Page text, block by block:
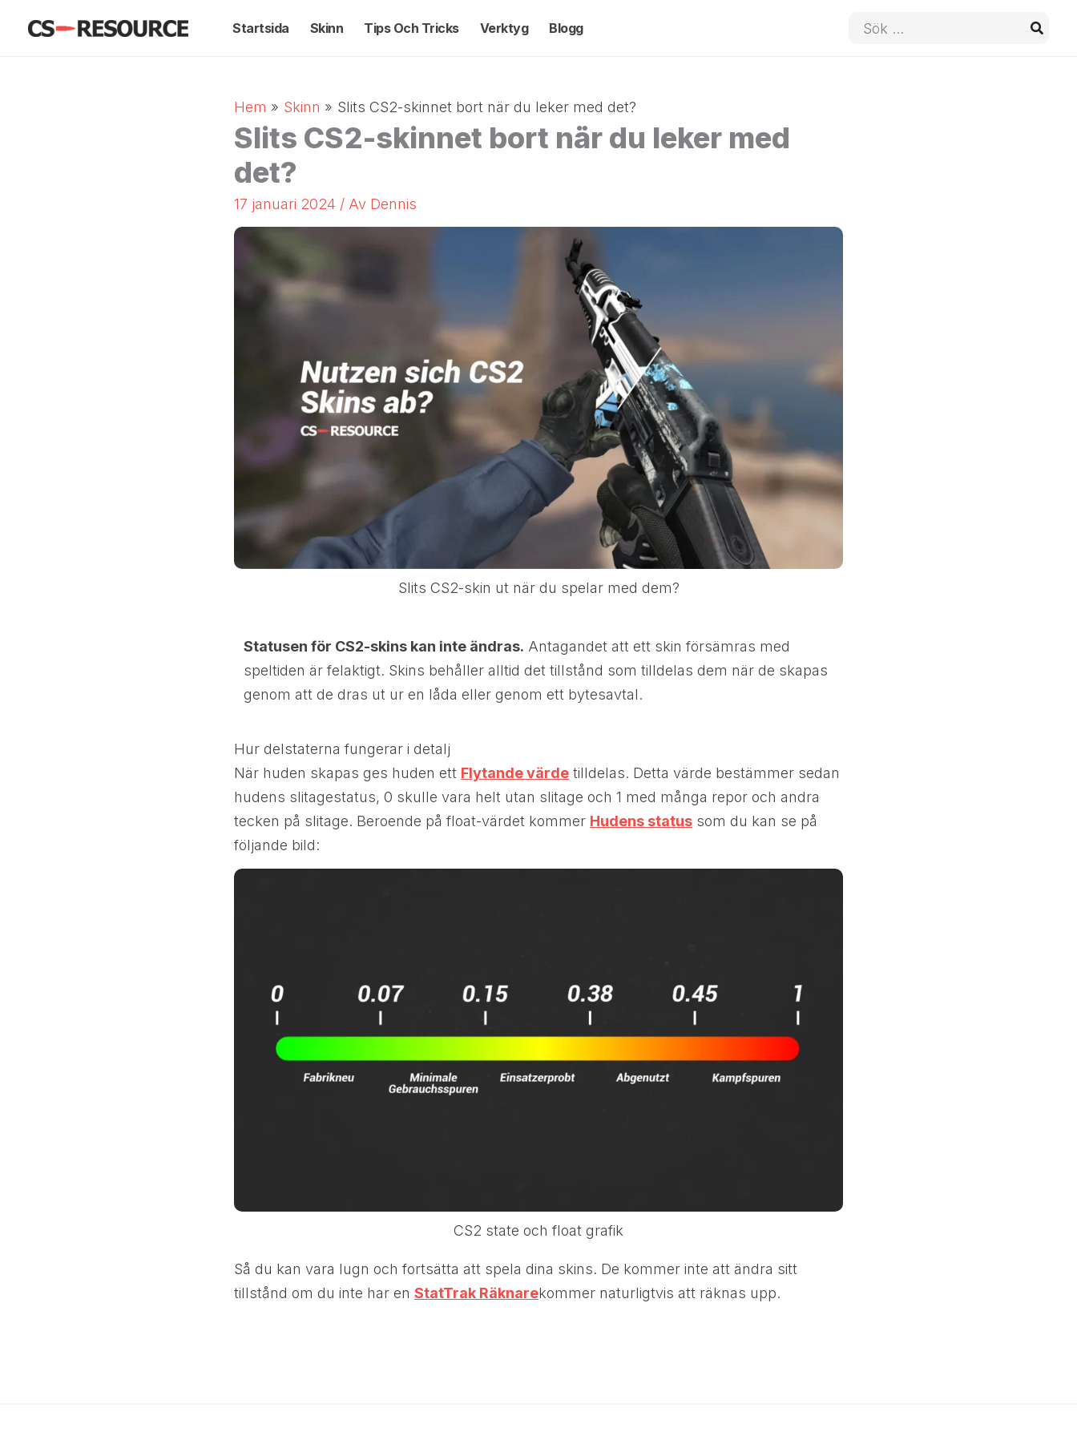
Startsida Skinn Tips Och Tricks Verktyg Blogg
Sök
efter:
Hem Skinn Slits CS2-skinnet bort när du leker med det?
Slits CS2-skinnet bort när du leker med
det?
17 januari 2024 / Av Dennis
Slits CS2-skin ut när du spelar med dem?
Statusen för CS2-skins kan inte ändras. Antagandet att ett skin försämras med
speltiden är felaktigt. Skins behåller alltid det tillstånd som tilldelas dem när de skapas
genom att de dras ut ur en låda eller genom ett bytesavtal.
Hur delstaterna fungerar i detalj
När huden skapas ges huden ett Flytande värde tilldelas. Detta värde bestämmer sedan
hudens slitagestatus, 0 skulle vara helt utan slitage och 1 med många repor och andra
tecken på slitage. Beroende på float-värdet kommer Hudens status som du kan se på
följande bild:
CS2 state och float grafik
Så du kan vara lugn och fortsätta att spela dina skins. De kommer inte att ändra sitt
tillstånd om du inte har en StatTrak Räknarekommer naturligtvis att räknas upp.